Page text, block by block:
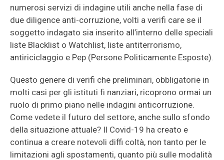
numerosi servizi di indagine utili anche nella fase di
due diligence anti-corruzione, volti a verifi care se il
soggetto indagato sia inserito all’interno delle speciali
liste Blacklist o Watchlist, liste antiterrorismo,
antiriciclaggio e Pep (Persone Politicamente Esposte).
Questo genere di verifi che preliminari, obbligatorie in
molti casi per gli istituti fi nanziari, ricoprono ormai un
ruolo di primo piano nelle indagini anticorruzione.
Come vedete il futuro del settore, anche sullo sfondo
della situazione attuale? Il Covid-19 ha creato e
continua a creare notevoli diffi coltà, non tanto per le
limitazioni agli spostamenti, quanto più sulle modalità